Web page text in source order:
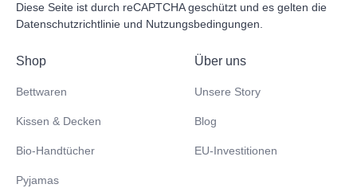
anzupassen und eine einladende und gemütliche
Atmosphäre zu schaffen. Unabhängig also, ob du deine
darauf ausgerichtet, dir die perfekte Mischung aus Luxus
Shop
Bettwaren
Kissen & Decken
Bio-Handtücher
Pyjamas
Über uns
Unsere Story
Blog
EU-Investitionen
Diese Seite ist durch reCAPTCHA geschützt und es gelten die
Datenschutzrichtlinie und Nutzungsbedingungen